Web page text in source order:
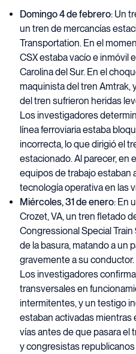
Domingo 4 de febrero: Un
un tren de mercancías
Transportation. En el
CSX estaba vacío e inmóvil
Carolina del Sur. En el
maquinista del tren Amtrak,
del tren sufrieron heridas
Los investigadores
línea ferroviaria estaba
incorrecta, lo que dirigió el
estacionado. Al parecer, en
equipos de trabajo estaban
tecnología operativa en las
Miércoles, 31 de enero: En
Crozet, VA, un tren fletado
Congressional Special
de la basura, matando a un
gravemente a su conductor.
Los investigadores
transversales en
intermitentes, y un testigo
estaban activadas mientras
vías antes de que pasara el
y congresistas